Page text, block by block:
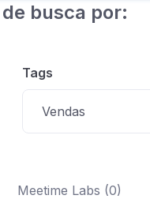
busca por:
Tags
Vendas
Meetime Labs (0)